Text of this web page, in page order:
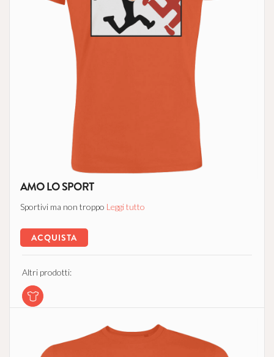
AMO LO SPORT
Sportivi ma non troppo Leggi tutto
ACQUISTA
Altri prodotti: